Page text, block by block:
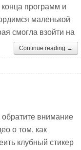
конца программ и
маленькой
смогла взойти на
Continue reading →
обратите внимание
о том, как
клубный стикер